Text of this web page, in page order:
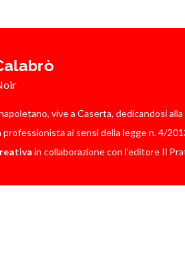
vive a Caserta, dedicandosi
ai sensi della legge n. 4/
in collaborazione con l'editore Il